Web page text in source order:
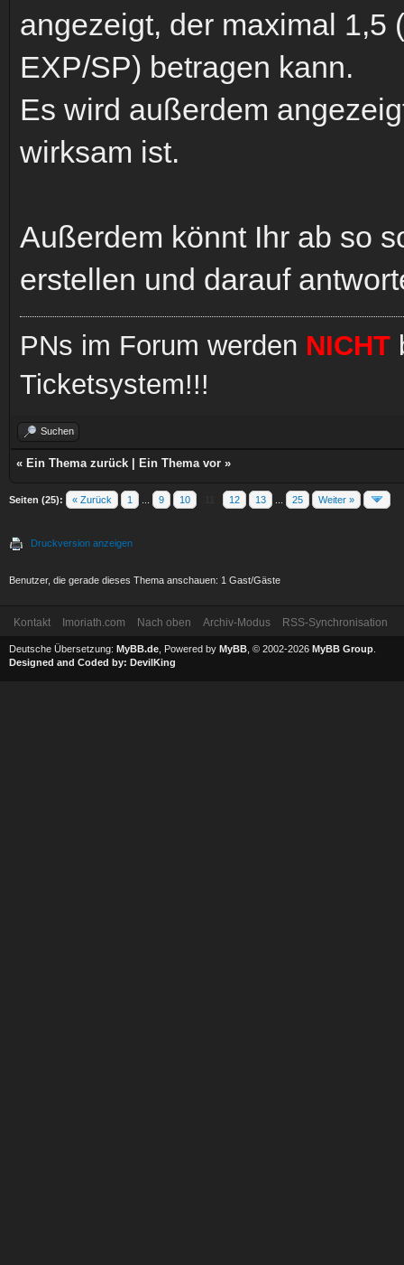
angezeigt, der maximal 1,5
EXP/SP) betragen kann.
Es wird außerdem
wirksam ist.
Außerdem könnt Ihr ab so
erstellen und darauf
PNs im Forum werden NICHT
Ticketsystem!!!
Suchen
« Ein Thema zurück Ein Thema vor »
Seiten (25): « Zurück 1 9 10 12 13 25 Weiter »
Druckversion anzeigen
Benutzer, die gerade dieses Thema anschauen: 1 Gast/Gäste
Kontakt Imoriath.com Nach oben Archiv-Modus RSS-Synchronisation
Deutsche Übersetzung: MyBB.de , Powered by MyBB , © 2002-2026 MyBB Group
Designed and Coded by: DevilKing